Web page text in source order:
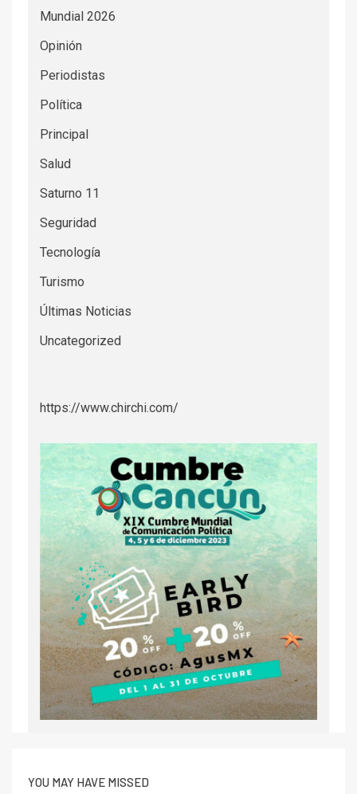
Mundial 2026
Opinión
Periodistas
Política
Principal
Salud
Saturno 11
Seguridad
Tecnología
Turismo
Últimas Noticias
Uncategorized
https://www.chirchi.com/
YOU MAY HAVE MISSED